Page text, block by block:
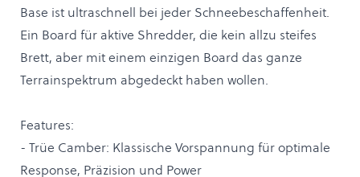
Base ist ultraschnell bei jeder Schneebeschaffenheit.
Ein Board für aktive Shredder, die kein allzu steifes
Brett, aber mit einem einzigen Board das ganze
Terrainspektrum abgedeckt haben wollen.
Features:
- Trüe Camber: Klassische Vorspannung für optimale
Response, Präzision und Power